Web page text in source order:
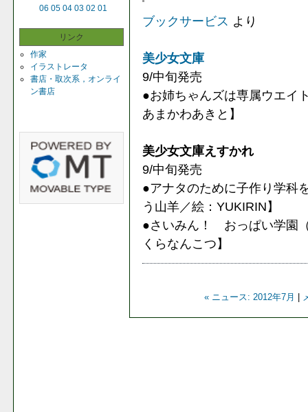
06 05 04 03 02 01
リンク
作家
イラストレータ
書店・取次系，オンライ
ン書店
ブックサービス より
美少女文庫
9/中旬発売
●お姉ちゃんズは専属ウエ
あまかわあきと】
美少女文庫えすかれ
9/中旬発売
●アナタのために子作り学
う山羊／絵：YUKIRIN】
●さいみん！ おっぱい学園
くらなんこつ】
« ニュース: 2012年7月 |